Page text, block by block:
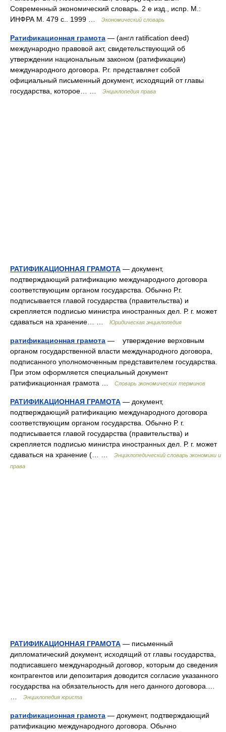
Современный экономический словарь. 2 е изд., испр. М.:
ИНФРА М. 479 с.. 1999 …
Экономический словарь
Ратификационная грамота — (англ ratification deed)
международно правовой акт, свидетельствующий об
утверждении национальным законом (ратификации)
международного договора. Р.г. представляет собой
официальный письменный документ, исходящий от главы
государства, которое… …
Энциклопедия права
РАТИФИКАЦИОННАЯ ГРАМОТА — документ,
подтверждающий ратификацию международного договора
соответствующим органом государства. Обычно Р.г.
подписывается главой государства (правительства) и
скрепляется подписью министра иностранных дел. Р. г. может
сдаваться на хранение… …
Юридическая энциклопедия
ратификационная грамота — утверждение верховным
органом государственной власти международного договора,
подписанного уполномоченным представителем государства.
При этом оформляется специальный документ
ратификационная грамота …
Словарь экономических терминов
РАТИФИКАЦИОННАЯ ГРАМОТА — документ,
подтверждающий ратификацию международного договора
соответствующим органом государства. Обычно Р. г.
подписывается главой государства (правительства) и
скрепляется подписью министра иностранных дел. Р. г. может
сдаваться на хранение (… …
Энциклопедический словарь экономики и
права
РАТИФИКАЦИОННАЯ ГРАМОТА — письменный
дипломатический документ, исходящий от главы государства,
подписавшего международный договор, которым до сведения
контрагентов или депозитария доводится согласие указанного
государства на обязательность для него данного договора.…
Энциклопедия юриста
ратификационная грамота — документ, подтверждающий
ратификацию международного договора. Обычно